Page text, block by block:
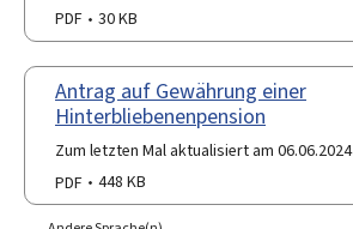
PDF
30 KB
Antrag auf Gewährung einer
Hinterbliebenenpension
Zum letzten Mal aktualisiert am 06.06.2024
PDF
448 KB